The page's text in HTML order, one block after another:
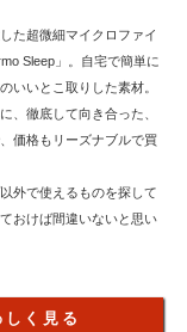
た超微細マイクロファイ
Sleep」。自宅で簡単に
いいとこ取りした素材。
、徹底して向き合った、
価格もリーズナブルで買
外で使えるものを探して
おけば間違いないと思い
く見る